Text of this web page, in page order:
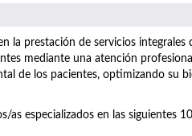
la prestación de servicios
mediante una atención
de los pacientes, optimizando su
especializados en las siguientes